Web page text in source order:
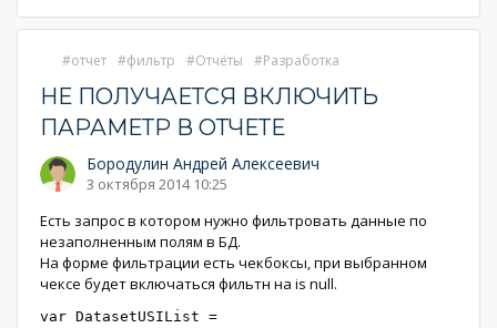
отчет фильтр Отчёты Разработка
НЕ ПОЛУЧАЕТСЯ ВКЛЮЧИТЬ
ПАРАМЕТР В ОТЧЕТЕ
Бородулин Андрей Алексеевич
3 октября 2014 10:25
Есть запрос в котором нужно фильтровать данные по
незаполненным полям в БД.
На форме фильтрации есть чекбоксы, при выбранном
чексе будет включаться фильтн на is null.
var DatasetUSIList =